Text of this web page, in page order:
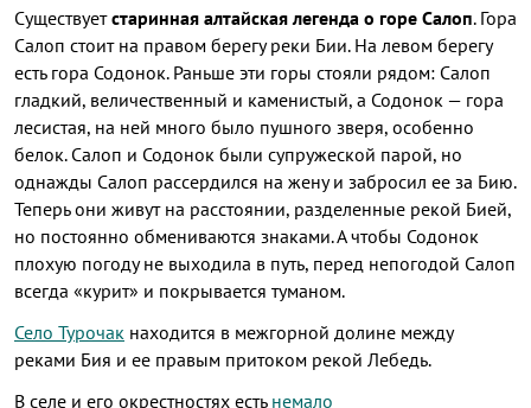
Существуетстаринная алтайская легенда о горе Салоп. Гора
Салоп стоит на правом берегу реки Бии. На левом берегу
есть гора Содонок. Раньше эти горы стояли рядом: Салоп
гладкий, величественный и каменистый, а Содонок — гора
лесистая, на ней много было пушного зверя, особенно
белок. Салоп и Содонок были супружеской парой, но
однажды Салоп рассердился на жену и забросил ее за Бию.
Теперь они живут на расстоянии, разделенные рекой Бией,
но постоянно обмениваются знаками. А чтобы Содонок
плохую погоду не выходила в путь, перед непогодой Салоп
всегда «курит» и покрывается туманом.
Село Турочак находится в межгорной долине между
реками Бия и ее правым притоком рекой Лебедь.
В селе и его окрестностях есть немало